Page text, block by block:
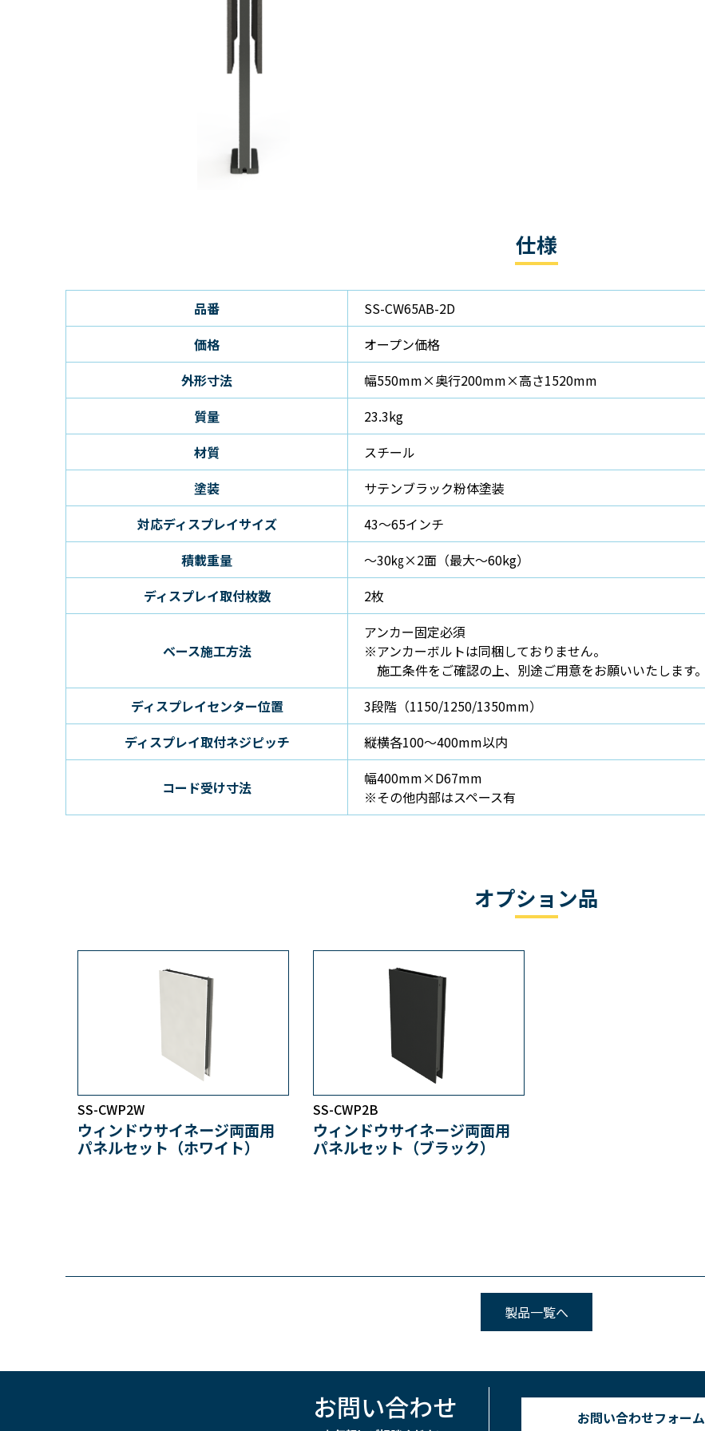
仕様
品番
SS-CW65AB-2D
価格
オープン価格
外形寸法
幅550mm×奥行200mm×高さ1520mm
質量
23.3kg
材質
スチール
塗装
サテンブラック粉体塗装
対応ディスプレイサイズ
43～65インチ
積載重量
～30㎏×2面（最大～60kg）
ディスプレイ取付枚数
2枚
ベース施工方法
アンカー固定必須
※アンカーボルトは同梱しておりません。
施工条件をご確認の上、別途ご用意をお願いいたします。
ディスプレイセンター位置
3段階（1150/1250/1350mm）
ディスプレイ取付ネジピッチ
縦横各100～400mm以内
コード受け寸法
幅400mm×D67mm
※その他内部はスペース有
オプション品
SS-CWP2W
ウィンドウサイネージ両面用
パネルセット（ホワイト）
SS-CWP2B
ウィンドウサイネージ両面用
パネルセット（ブラック）
製品一覧へ
お問い合わせ お問い合わせフォーム